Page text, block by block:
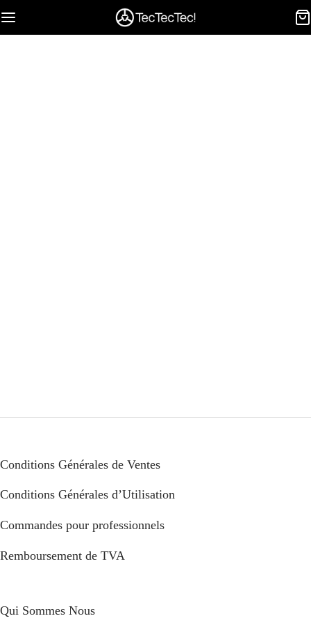
Conditions Générales de Ventes
Conditions Générales d’Utilisation
Commandes pour professionnels
Remboursement de TVA
Qui Sommes Nous